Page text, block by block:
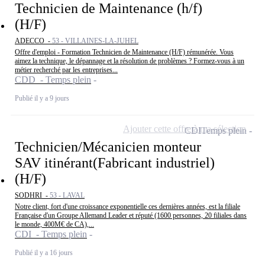
Technicien de Maintenance (h/f)
(H/F)
ADECCO - 53 - VILLAINES-LA-JUHEL
Offre d'emploi - Formation Technicien de Maintenance (H/F) rémunérée. Vous
aimez la technique, le dépannage et la résolution de problèmes ? Formez-vous à un
métier recherché par les entreprises...
CDD - Temps plein
Publié il y a 9 jours
Technicien/Mécanicien monteur
SAV itinérant(Fabricant industriel)
(H/F)
SODHRI - 53 - LAVAL
Notre client, fort d'une croissance exponentielle ces dernières années, est la filiale
Française d'un Groupe Allemand Leader et réputé (1600 personnes, 20 filiales dans
le monde, 400M€ de CA),...
CDI - Temps plein
Publié il y a 16 jours
CDITemps plein
Ajouter cette offre à ma sélection